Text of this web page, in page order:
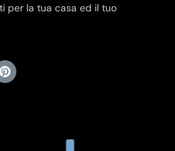
per la tua casa ed il tuo